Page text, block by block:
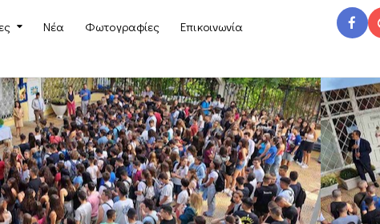
Νέα Φωτογραφίες Επικοινωνία